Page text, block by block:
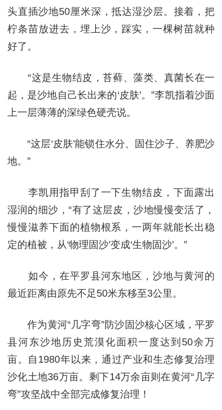
头直插沙地50厘米深，抵达湿沙层。接着，把
柠条苗放进去，埋上沙，踩实，一棵树苗就种
好了。
“这是生物结皮，苔藓、藻类、真菌长在一
起，是沙地自己长出来的‘皮肤’。”李凯指着沙面
上一层薄薄的深绿色硬壳说。
“这层‘皮肤’能锁住水分、固住沙子、养肥沙
地。”
李凯用指甲刮了一下生物结皮，下面露出
湿润的细沙，“有了这层皮，沙地慢慢变活了，
慢慢滋养下面的植物根系，一两年就能长出稳
定的植被，从‘物理固沙’变成‘生物固沙’。”
如今，在平罗县河东地区，沙地与黄河的
最近距离由原先不足50米东移至3公里。
作为黄河“几字弯”防沙固沙核心区域，平罗
县河东沙地历史荒漠化面积一度达到50余万
亩。自1980年以来，通过产业和生态修复治理
沙化土地36万亩。剩下14万余亩则在黄河“几字
弯”攻坚战中全部完成修复治理！